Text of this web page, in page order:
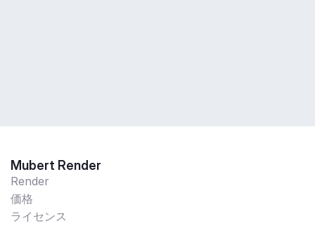
Mubert Render
Render
価格
ライセンス